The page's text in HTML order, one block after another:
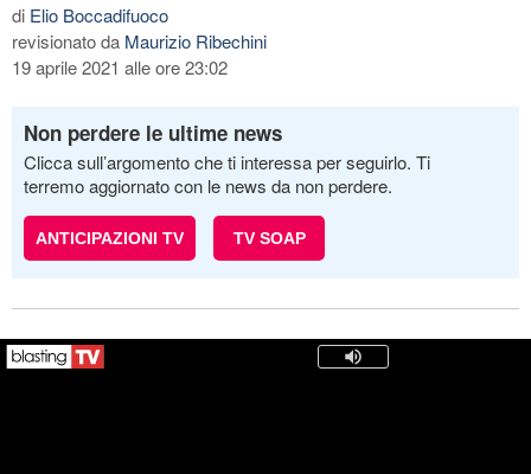
di Elio Boccadifuoco
revisionato da Maurizio Ribechini
19 aprile 2021 alle ore 23:02
Non perdere le ultime news
Clicca sull’argomento che ti interessa per seguirlo. Ti
terremo aggiornato con le news da non perdere.
ANTICIPAZIONI TV TV SOAP